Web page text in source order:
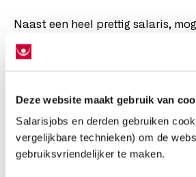
Deze website maakt gebruik van
Salarisjobs en derden gebruiken
vergelijkbare technieken) om de
gebruiksvriendelijker te maken.
Naast een heel prettig salaris,
een
, deels
30 vakantiedagen, kent
zijn.
We besteden veel aandacht aan
bieden je een sportschool
check en we hebben altijd vers